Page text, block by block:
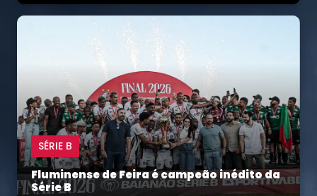
SÉRIE B
Fluminense de Feira é campeão inédito da
Série B